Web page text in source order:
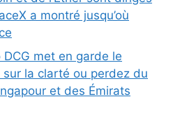
a montré jusqu’où
met en garde le
la clarté ou perdez du
et des Émirats